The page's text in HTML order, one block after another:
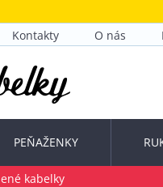
Kontakty O nás
PEŇAŽENKY
kabelky